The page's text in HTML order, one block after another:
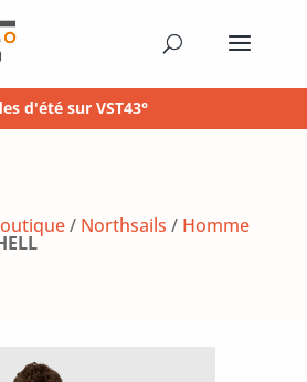
d'été sur VST43°
/ Northsails / Homme